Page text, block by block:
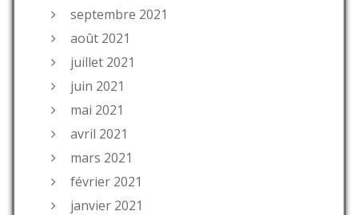
septembre 2021
août 2021
juillet 2021
juin 2021
mai 2021
avril 2021
mars 2021
février 2021
janvier 2021